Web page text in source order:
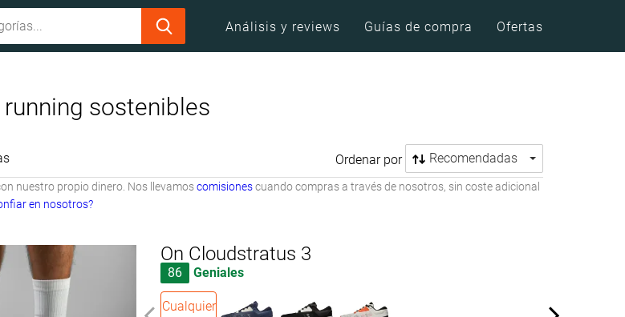
Análisis y reviews Guías de compra Ofertas
sostenibles
Ordenar por Recomendadas
nuestro propio dinero. Nos llevamoscomisionescuando compras a través de nosotros, sin coste adicional
en nosotros?
On Cloudstratus 3
86 Geniales
Cualquier